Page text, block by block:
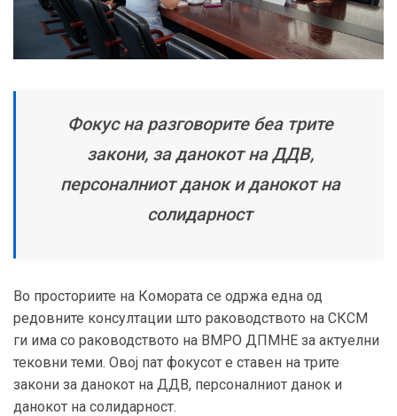
Фокус на разговорите беа трите
закони, за данокот на ДДВ,
персоналниот данок и данокот на
солидарност
Во просториите на Комората се одржа една од
редовните консултации што раководството на СКСМ
ги има со раководството на ВМРО ДПМНЕ за актуелни
тековни теми. Овој пат фокусот е ставен на трите
закони за данокот на ДДВ, персоналниот данок и
данокот на солидарност.